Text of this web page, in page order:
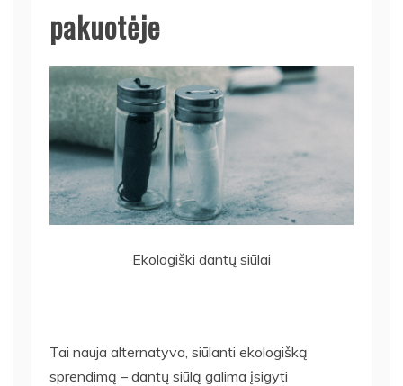
pakuotėje
Ekologiški dantų siūlai
Tai nauja alternatyva, siūlanti ekologišką
sprendimą – dantų siūlą galima įsigyti